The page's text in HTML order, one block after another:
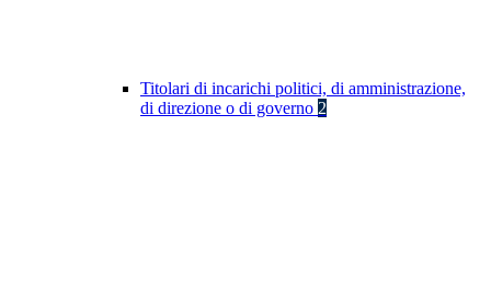
Titolari di incarichi politici, di amministrazione,
di direzione o di governo 2